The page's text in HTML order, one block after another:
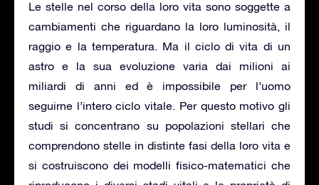
Le stelle nel corso della loro vita sono soggette a
cambiamenti che riguardano la loro luminosità, il
raggio e la temperatura. Ma il ciclo di vita di un
astro e la sua evoluzione varia dai milioni ai
miliardi di anni ed è impossibile per l’uomo
seguirne l’intero ciclo vitale. Per questo motivo gli
studi si concentrano su popolazioni stellari che
comprendono stelle in distinte fasi della loro vita e
si costruiscono dei modelli fisico-matematici che